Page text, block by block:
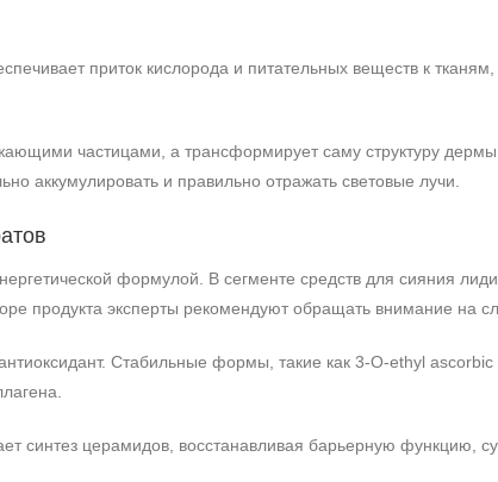
приток кислорода и питательных веществ к
частицами, а трансформирует саму структуру
аккумулировать и правильно отражать световые лучи.
формулой. В сегменте средств для сияния
продукта эксперты рекомендуют обращать внимание на
Стабильные формы, такие как 3-O-ethyl ascorbic
синтез церамидов, восстанавливая барьерную функцию,